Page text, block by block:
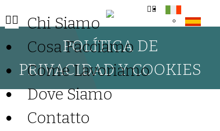
Chi Siamo
Cosa Facciamo
Come Lavoriamo
Dove Siamo
Contatto
POLÍTICA DE
PRIVACIDAD Y COOKIES